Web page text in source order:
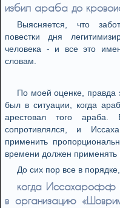
избил араба до
Выясняется, что
повестки дня
человека - и все это
словам.
По моей оценке, правда
был в ситуации, когда
арестовал того
сопротивлялся, и
применить
времени должен
До сих пор все в
когда Иссахарофф
в организацию